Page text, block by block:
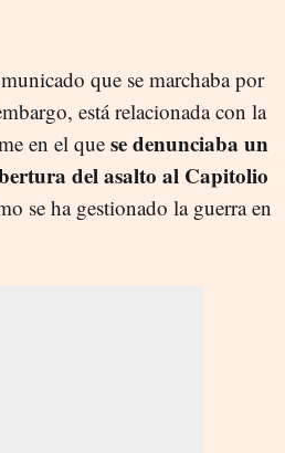
que se marchaba por
está relacionada con la
en el que se denunciaba un
del asalto al Capitolio
se ha gestionado la guerra en